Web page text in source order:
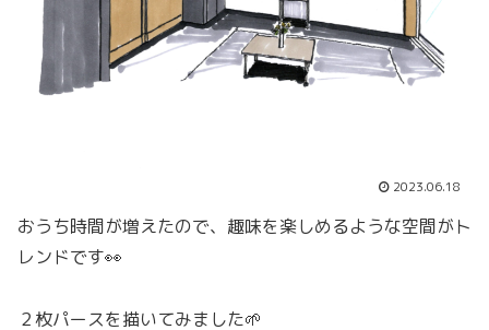
2023.06.18
おうち時間が増えたので、趣味を楽しめるような空間がト
レンドです👀
２枚パースを描いてみました🌱